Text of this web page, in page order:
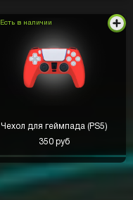
Есть в наличии
Чехол для геймпада (PS5)
350 руб